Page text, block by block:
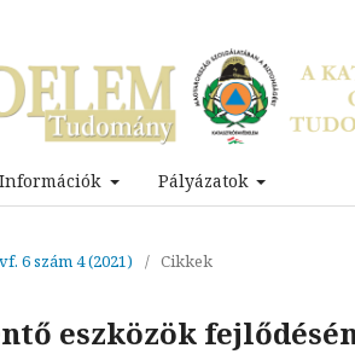
Információk Pályázatok
6 szám 4 (2021) / Cikkek
eszközök